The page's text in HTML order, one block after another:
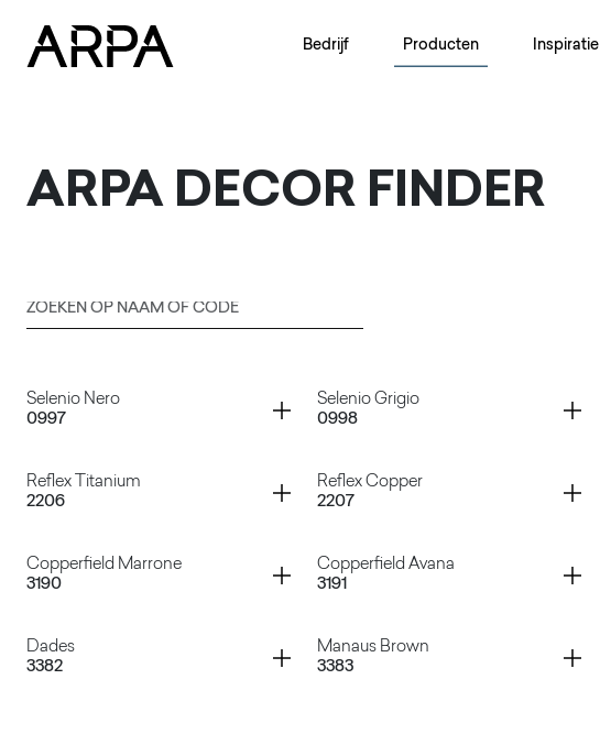
Bedrijf Producten Inspiratie
ARPA DECOR FINDER
Zoeken op naam of code
Selenio Nero
0997
Container
Selenio Grigio
0998
Container
Reflex Titanium
2206
Container
Reflex Copper
2207
Container
Copperfield Marrone
3190
Container
Copperfield Avana
3191
Container
Dades
3382
Container
Manaus Brown
3383
Container